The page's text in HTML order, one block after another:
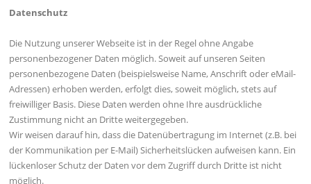
Datenschutz
Die Nutzung unserer Webseite ist in der Regel ohne Angabe
personenbezogener Daten möglich. Soweit auf unseren Seiten
personenbezogene Daten (beispielsweise Name, Anschrift oder eMail-
Adressen) erhoben werden, erfolgt dies, soweit möglich, stets auf
freiwilliger Basis. Diese Daten werden ohne Ihre ausdrückliche
Zustimmung nicht an Dritte weitergegeben.
Wir weisen darauf hin, dass die Datenübertragung im Internet (z.B. bei
der Kommunikation per E-Mail) Sicherheitslücken aufweisen kann. Ein
lückenloser Schutz der Daten vor dem Zugriff durch Dritte ist nicht
möglich.